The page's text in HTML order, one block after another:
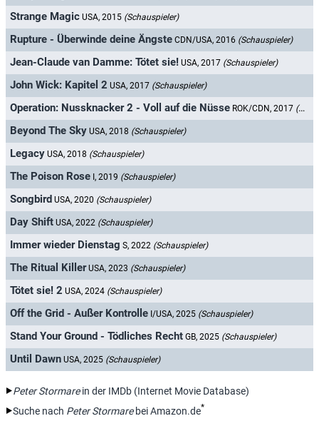
Strange Magic USA, 2015 (Schauspieler)
Rupture - Überwinde deine Ängste CDN/USA, 2016 (Schauspieler)
Jean-Claude van Damme: Tötet sie! USA, 2017 (Schauspieler)
John Wick: Kapitel 2 USA, 2017 (Schauspieler)
Operation: Nussknacker 2 - Voll auf die Nüsse ROK/CDN, 2017 (Schauspieler)
Beyond The Sky USA, 2018 (Schauspieler)
Legacy USA, 2018 (Schauspieler)
The Poison Rose I, 2019 (Schauspieler)
Songbird USA, 2020 (Schauspieler)
Day Shift USA, 2022 (Schauspieler)
Immer wieder Dienstag S, 2022 (Schauspieler)
The Ritual Killer USA, 2023 (Schauspieler)
Tötet sie! 2 USA, 2024 (Schauspieler)
Off the Grid - Außer Kontrolle I/USA, 2025 (Schauspieler)
Stand Your Ground - Tödliches Recht GB, 2025 (Schauspieler)
Until Dawn USA, 2025 (Schauspieler)
Peter Stormarein der IMDb (Internet Movie Database)
Suche nach Peter Stormarebei Amazon.de*